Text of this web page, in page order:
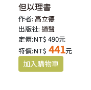
但以理書
作者:高立德
出版社:道聲
定價:NT$ 490元
特價:NT$ 441元